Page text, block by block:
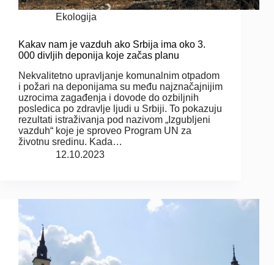
Ekologija
Kakav nam je vazduh ako Srbija ima oko 3.
000 divljih deponija koje začas planu
Nekvalitetno upravljanje komunalnim otpadom
i požari na deponijama su među najznačajnijim
uzrocima zagađenja i dovode do ozbiljnih
posledica po zdravlje ljudi u Srbiji. To pokazuju
rezultati istraživanja pod nazivom „Izgubljeni
vazduh“ koje je sproveo Program UN za
životnu sredinu. Kada…
12.10.2023